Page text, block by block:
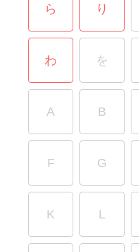
ら り
わ を
A B
F G
K L